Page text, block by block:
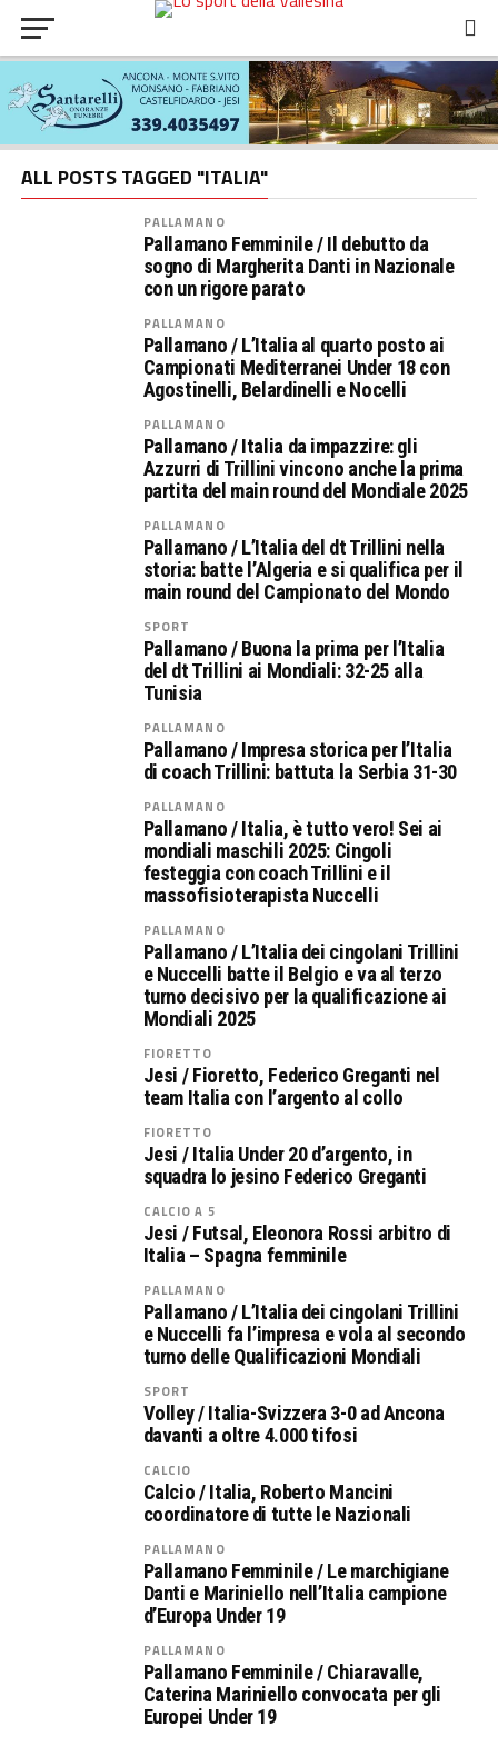
ALL POSTS TAGGED "ITALIA"
PALLAMANO
Pallamano Femminile / Il debutto da
sogno di Margherita Danti in Nazionale
con un rigore parato
PALLAMANO
Pallamano / L’Italia al quarto posto ai
Campionati Mediterranei Under 18 con
Agostinelli, Belardinelli e Nocelli
PALLAMANO
Pallamano / Italia da impazzire: gli
Azzurri di Trillini vincono anche la prima
partita del main round del Mondiale 2025
PALLAMANO
Pallamano / L’Italia del dt Trillini nella
storia: batte l’Algeria e si qualifica per il
main round del Campionato del Mondo
SPORT
Pallamano / Buona la prima per l’Italia
del dt Trillini ai Mondiali: 32-25 alla
Tunisia
PALLAMANO
Pallamano / Impresa storica per l’Italia
di coach Trillini: battuta la Serbia 31-30
PALLAMANO
Pallamano / Italia, è tutto vero! Sei ai
mondiali maschili 2025: Cingoli
festeggia con coach Trillini e il
massofisioterapista Nuccelli
PALLAMANO
Pallamano / L’Italia dei cingolani Trillini
e Nuccelli batte il Belgio e va al terzo
turno decisivo per la qualificazione ai
Mondiali 2025
FIORETTO
Jesi / Fioretto, Federico Greganti nel
team Italia con l’argento al collo
FIORETTO
Jesi / Italia Under 20 d’argento, in
squadra lo jesino Federico Greganti
CALCIO A 5
Jesi / Futsal, Eleonora Rossi arbitro di
Italia – Spagna femminile
PALLAMANO
Pallamano / L’Italia dei cingolani Trillini
e Nuccelli fa l’impresa e vola al secondo
turno delle Qualificazioni Mondiali
SPORT
Volley / Italia-Svizzera 3-0 ad Ancona
davanti a oltre 4.000 tifosi
CALCIO
Calcio / Italia, Roberto Mancini
coordinatore di tutte le Nazionali
PALLAMANO
Pallamano Femminile / Le marchigiane
Danti e Mariniello nell’Italia campione
d’Europa Under 19
PALLAMANO
Pallamano Femminile / Chiaravalle,
Caterina Mariniello convocata per gli
Europei Under 19